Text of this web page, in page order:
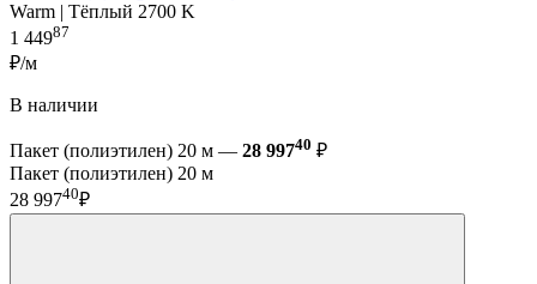
Warm | Тёплый 2700 K
1 44987
₽/м
В наличии
Пакет (полиэтилен) 20 м — 28 99740 ₽
Пакет (полиэтилен) 20 м
28 99740₽